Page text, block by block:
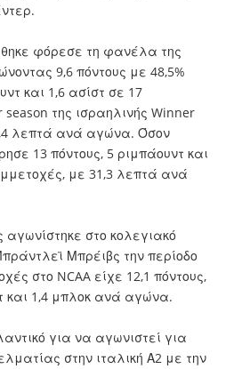
φόρεσε τη φανέλα της
9,6 πόντους με 48,5%
και 1,6 ασίστ σε 17
της ισραηλινής Winner
λεπτά ανά αγώνα. Όσον
13 πόντους, 5 ριμπάουντ και
με 31,3 λεπτά ανά
στο κολεγιακό
Μπρέιβς την περίοδο
στο NCAA είχε 12,1 πόντους,
και 1,4 μπλοκ ανά αγώνα.
για να αγωνιστεί για
στην ιταλική Α2 με την